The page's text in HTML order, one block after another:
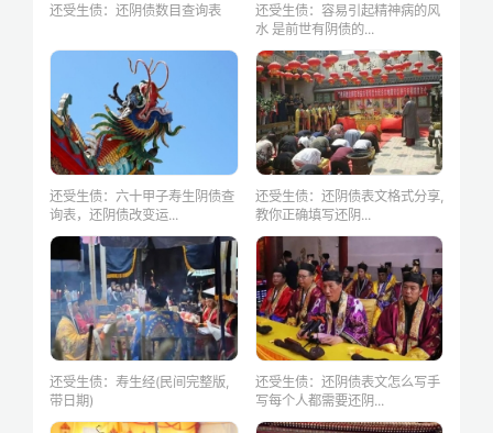
还受生债：还阴债数目查询表
还受生债：容易引起精神病的风
水 是前世有阴债的...
还受生债：六十甲子寿生阴债查
询表，还阴债改变运...
还受生债：还阴债表文格式分享,
教你正确填写还阴...
还受生债：寿生经(民间完整版,
带日期)
还受生债：还阴债表文怎么写手
写每个人都需要还阴...